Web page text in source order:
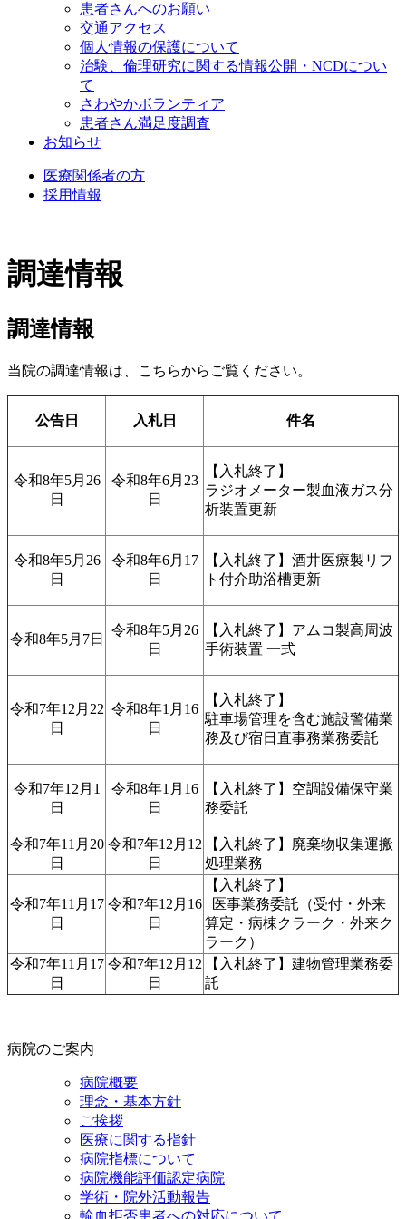
患者さんへのお願い
交通アクセス
個人情報の保護について
治験、倫理研究に関する情報公開・NCDについ
て
さわやかボランティア
患者さん満足度調査
お知らせ
医療関係者の方
採用情報
調達情報
調達情報
当院の調達情報は、こちらからご覧ください。
公告日 入札日 件名
令和8年5月26
日
令和8年6月23
日
【入札終了】
ラジオメーター製血液ガス分
析装置更新
令和8年5月26
日
令和8年6月17
日
【入札終了】酒井医療製リフ
ト付介助浴槽更新
令和8年5月7日
令和8年5月26
日
【入札終了】アムコ製高周波
手術装置 一式
令和7年12月22
日
令和8年1月16
日
【入札終了】
駐車場管理を含む施設警備業
務及び宿日直事務業務委託
令和7年12月1
日
令和8年1月16
日
【入札終了】空調設備保守業
務委託
令和7年11月20
日
令和7年12月12
日
【入札終了】廃棄物収集運搬
処理業務
令和7年11月17
日
令和7年12月16
日
【入札終了】
医事業務委託（受付・外来
算定・病棟クラーク・外来ク
ラーク）
令和7年11月17
日
令和7年12月12
日
【入札終了】建物管理業務委
託
病院のご案内
病院概要
理念・基本方針
ご挨拶
医療に関する指針
病院指標について
病院機能評価認定病院
学術・院外活動報告
輸血拒否患者への対応について